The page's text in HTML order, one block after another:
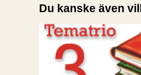
Du kanske även